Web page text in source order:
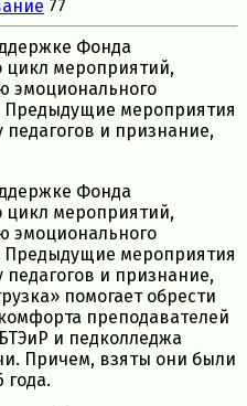
77
Фонда
цикл мероприятий,
эмоционального
Предыдущие мероприятия
и признание,
Фонда
цикл мероприятий,
эмоционального
Предыдущие мероприятия
и признание,
помогает обрести
преподавателей
и педколледжа
Причем, взяты они были
года.